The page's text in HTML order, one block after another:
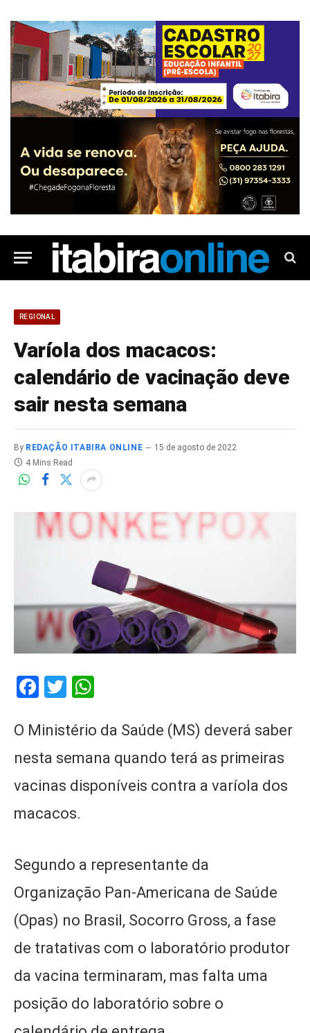
REGIONAL
Varíola dos macacos:
calendário de vacinação deve
sair nesta semana
By REDAÇÃO ITABIRA ONLINE
15 de agosto de 2022
4 Mins Read
Facebook
Twitter
O Ministério da Saúde (MS) deverá saber
nesta semana quando terá as primeiras
vacinas disponíveis contra a varíola dos
macacos.
Segundo a representante da
Organização Pan-Americana de Saúde
(Opas) no Brasil, Socorro Gross, a fase
de tratativas com o laboratório produtor
da vacina terminaram, mas falta uma
posição do laboratório sobre o